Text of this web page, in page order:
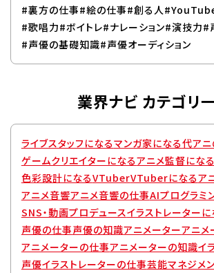
#裏方の仕事#絵の仕事#創る人
#歌唱力#ボイトレ#ナレーション#演技力#
#声優の基礎知識#声優オーディション
業界ナビ カテゴリ
ライブスタッフになるマンガ家になる代ア
ゲームクリエイターになるアニメ監督になる
色彩設計になるVTuberVTuberになるア
アニメ音響アニメ音響の仕事AIプログラミ
SNS・動画プロデュースイラストレーターに
声優の仕事声優の知識アニメーターアニメ
アニメーターの仕事アニメーターの知識イ
声優イラストレーターの仕事芸能マネジメ